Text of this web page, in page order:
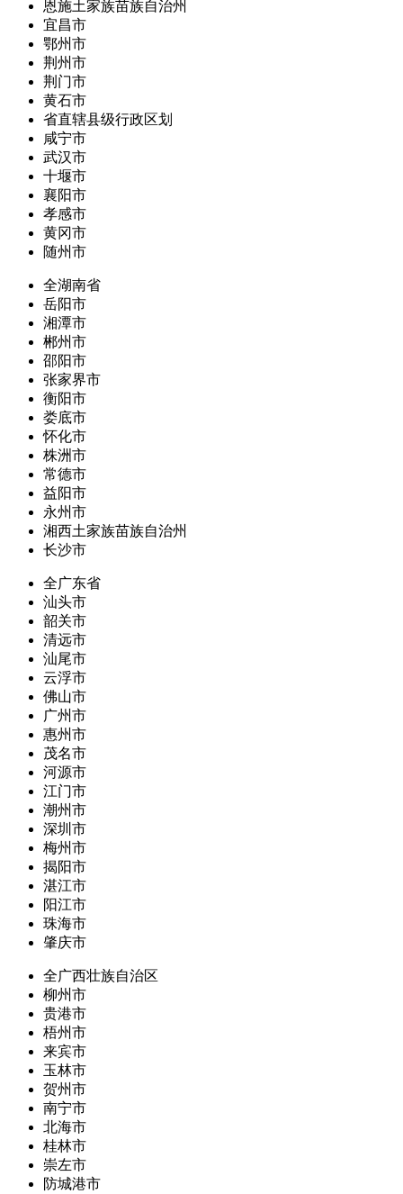
恩施土家族苗族自治州
宜昌市
鄂州市
荆州市
荆门市
黄石市
省直辖县级行政区划
咸宁市
武汉市
十堰市
襄阳市
孝感市
黄冈市
随州市
全湖南省
岳阳市
湘潭市
郴州市
邵阳市
张家界市
衡阳市
娄底市
怀化市
株洲市
常德市
益阳市
永州市
湘西土家族苗族自治州
长沙市
全广东省
汕头市
韶关市
清远市
汕尾市
云浮市
佛山市
广州市
惠州市
茂名市
河源市
江门市
潮州市
深圳市
梅州市
揭阳市
湛江市
阳江市
珠海市
肇庆市
全广西壮族自治区
柳州市
贵港市
梧州市
来宾市
玉林市
贺州市
南宁市
北海市
桂林市
崇左市
防城港市